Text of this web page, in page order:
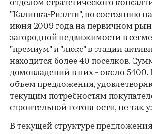
отделом стратегического
"Калинка-Риэлти", по состоянию
июня 2009 года на первичном
загородной недвижимости в
"премиум" и "люкс" в стадии
находится более 40 поселков.
домовладений в них - около 5400.
объем предложения,
текущим потребностям
строительной готовности, не так
В текущей структуре